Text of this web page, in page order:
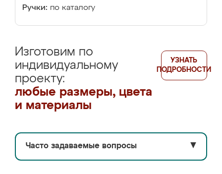
Ручки: по каталогу
Изготовим по
индивидуальному
проекту:
любые размеры, цвета
и материалы
УЗНАТЬ
ПОДРОБНОСТИ
Часто задаваемые вопросы ▼